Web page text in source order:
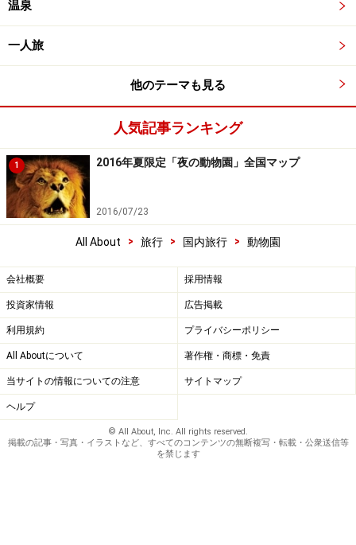
温泉
一人旅
他のテーマも見る
人気記事ランキング
1 2016年夏限定「夜の動物園」全国マップ
2016/07/23
All About > 旅行 > 国内旅行 > 動物園
会社概要 採用情報
投資家情報 広告掲載
利用規約 プライバシーポリシー
All Aboutについて 著作権・商標・免責
当サイトの情報についての注意 サイトマップ
ヘルプ
© All About, Inc. All rights reserved.
掲載の記事・写真・イラストなど、すべてのコンテンツの無断複写・転載・公衆送信等
を禁じます